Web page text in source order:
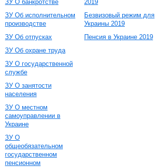
ЗУ О банкротстве
ЗУ Об исполнительном
производстве
ЗУ Об отпусках
ЗУ Об охране труда
ЗУ О государственной
службе
ЗУ О занятости
населения
ЗУ О местном
самоуправлении в
Украине
ЗУ О
общеобязательном
государственном
пенсионном
2019
Безвизовый режим для
Украины 2019
Пенсия в Украине 2019